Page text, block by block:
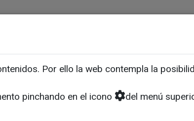
para protestar
Por ello la web contempla la
pinchando en el icono
del menú